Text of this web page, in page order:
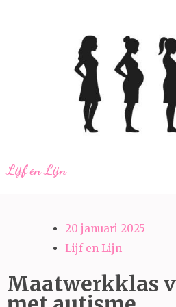
Lijf en Lijn
20 januari 2025
Lijf en Lijn
Maatwerkklas